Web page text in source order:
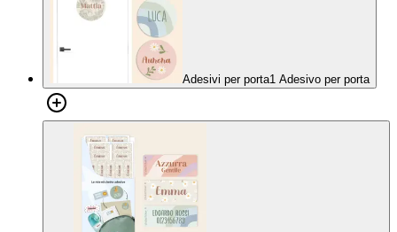
Adesivi per porta1 Adesivo per porta